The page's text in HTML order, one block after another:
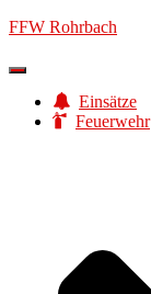
FFW Rohrbach
Navigation
umschaltenEinsätze
Feuerwehr